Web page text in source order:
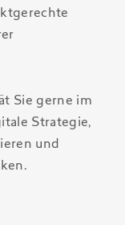
Sie gerne im
Strategie,
und